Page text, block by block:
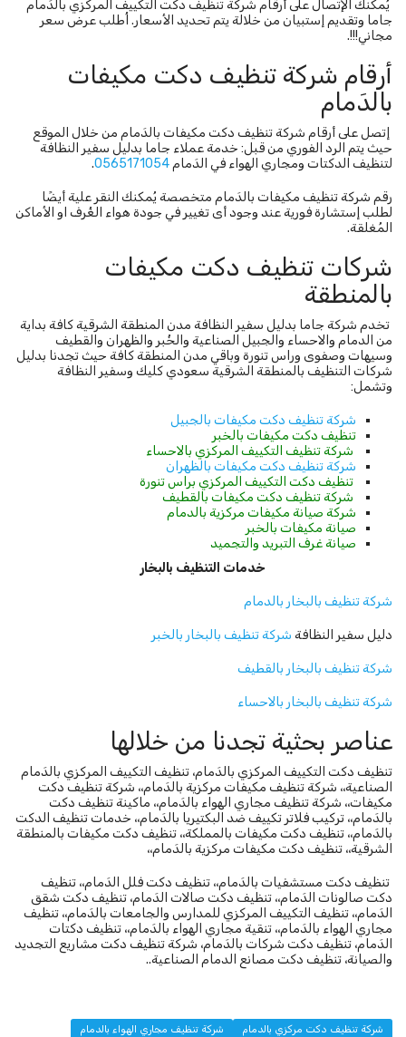
يُمكنك الإتصال على أرقام شركة تنظيف دكت التكييف المركزي بالدَمام
جاما وتقديم إستبيان من خلالة يتم تحديد الأسعار. اُطلب عرض سعر
مجاني!!!.
أرقام شركة تنظيف دكت مكيفات
بالدَمام
إتصل على أرقام شركة تنظيف دكت مكيفات بالدَمام من خلال الموقع
حيث يتم الرد الفوري من قبل: خدمة عملاء جاما بدليل سفير النظافة
لتنظيف الدكتات ومجاري الهواء في الدَمام0565171054
.
رقم شركة تنظيف مكيفات بالدَمام متخصصة يُمكنك النقر علية أيضًا
لطلب إستشارة فورية عند وجود أى تغيير في جودة هواء الغُرف او الأماكن
المُغلقة.
شركات تنظيف دكت مكيفات
بالمنطقة
تخدم شركة جاما بدليل سفير النظافة مدن المنطقة الشرقية كافة بداية
من الدمام والاحساء والجبيل الصناعية والخُبر والظهران والقطيف
وسيهات وصفوى وراس تنورة وباقي مدن المنطقة كافة حيث تجدنا بدليل
شركات التنظيف بالمنطقة الشرقية سعودي كليك وسفير النظافة
وتشمل:
شركة تنظيف دكت مكيفات بالجبيل
تنظيف دكت مكيفات بالخبر
شركة تنظيف التكييف المركزي بالاحساء
شركة تنظيف دكت مكيفات بالظهران
تنظيف دكت التكييف المركزي براس تنورة
شركة تنظيف دكت مكيفات بالقطيف
شركة صيانة مكيفات مركزية بالدمام
صيانة مكيفات بالخبر
صيانة غرف التبريد والتجميد
خدمات التنظيف بالبخار
شركة تنظيف بالبخار بالدمام
دليل سفير النظافة شركة تنظيف بالبخار بالخبر
شركة تنظيف بالبخار بالقطيف
شركة تنظيف بالبخار بالاحساء
عناصر بحثية تجدنا من خلالها
تنظيف دكت التكييف المركزي بالدَمام، تنظيف التكييف المركزي بالدَمام
الصناعية،، شركة تنظيف مكيفات مركزية بالدَمام،، شركة تنظيف دكت
مكيفات،، شركة تنظيف مجاري الهواء بالدَمام،، ماكينة تنظيف دكت
بالدَمام،، تركيب فلاتر تكييف ضد البكتيريا بالدَمام،، خدمات تنظيف الدكت
بالدَمام،، تنظيف دكت مكيفات بالمملكة،، تنظيف دكت مكيفات بالمنطقة
الشرقية،، تنظيف دكت مكيفات مركزية بالدَمام،،
تنظيف دكت مستشفيات بالدَمام،، تنظيف دكت فلل الدَمام،، تنظيف
دكت صالونات الدَمام،، تنظيف دكت صالات الدَمام، تنظيف دكت شقق
الدَمام،، تنظيف التكييف المركزي للمدارس والجامعات بالدَمام،، تنظيف
مجاري الهواء بالدَمام،، تنقية مجاري الهواء بالدَمام،، تنظيف دكتات
الدَمام، تنظيف دكت شركات بالدَمام، شركة تنظيف دكت مشاريع التجديد
والصيانة، تنظيف دكت مصانع الدمام الصناعية..
شركة تنظيف دكت مركزي بالدمام
شركة تنظيف مجاري الهواء بالدمام